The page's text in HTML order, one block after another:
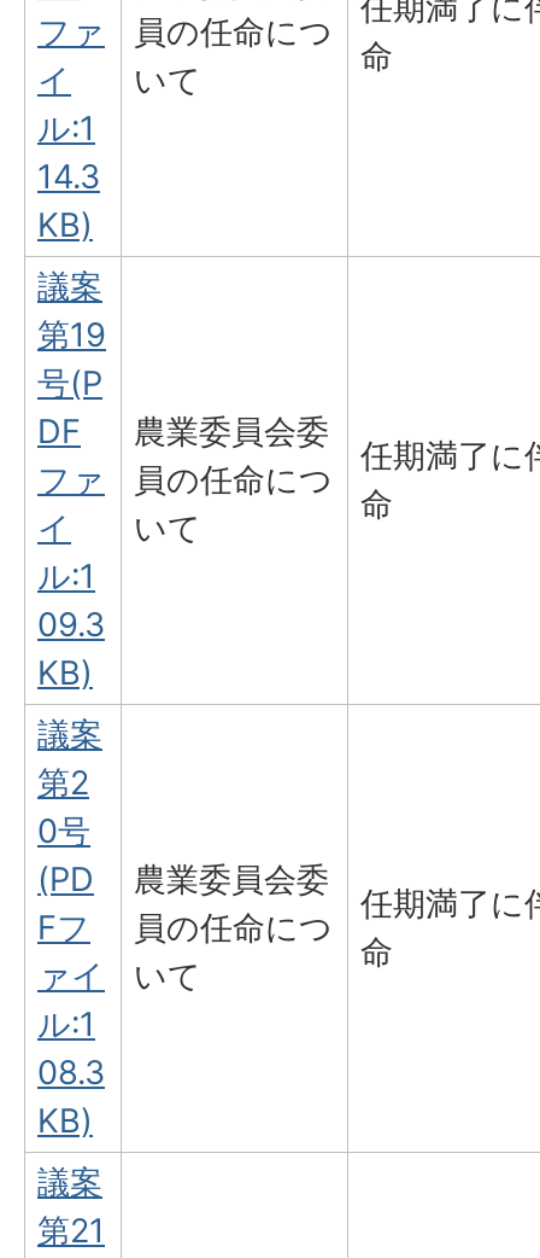
ファ
イ
ル:1
14.3
KB)
員の任命につ
いて
命
議案
第19
号(P
DF
ファ
イ
ル:1
09.3
KB)
農業委員会委
員の任命につ
いて
任期満了に
命
議案
第2
0号
(PD
Fフ
ァイ
ル:1
08.3
KB)
農業委員会委
員の任命につ
いて
任期満了に
命
議案
第21